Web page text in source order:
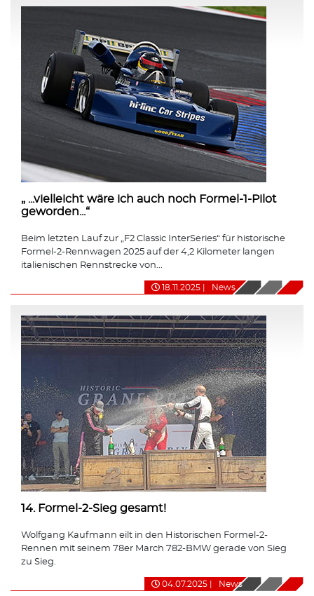
„ ...vielleicht wäre ich auch noch Formel-1-Pilot
geworden...“
Beim letzten Lauf zur „F2 Classic InterSeries“ für historische
Formel-2-Rennwagen 2025 auf der 4,2 Kilometer langen
italienischen Rennstrecke von...
18.11.2025 News
14. Formel-2-Sieg gesamt!
Wolfgang Kaufmann eilt in den Historischen Formel-2-
Rennen mit seinem 78er March 782-BMW gerade von Sieg
zu Sieg.
04.07.2025 News